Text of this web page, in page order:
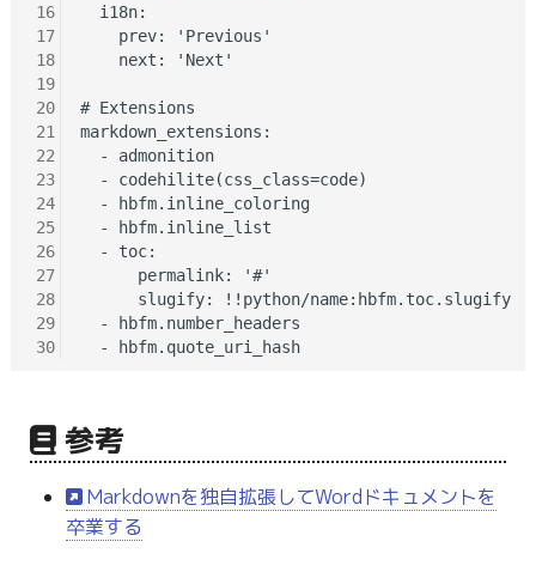
16
17
18
19
20
21
22
23
24
25
26
27
28
29
30
  i18n:
    prev: 'Previous'
    next: 'Next'
# Extensions
markdown_extensions:
  - admonition
  - codehilite(css_class=code)
  - hbfm.inline_coloring
  - hbfm.inline_list
  - toc:
      permalink: '#'
      slugify: !!python/name:hbfm.toc.slugify
  - hbfm.number_headers
  - hbfm.quote_uri_hash
参考
Markdownを独自拡張してWordドキュメントを
卒業する